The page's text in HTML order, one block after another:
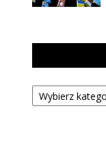
Kategorie